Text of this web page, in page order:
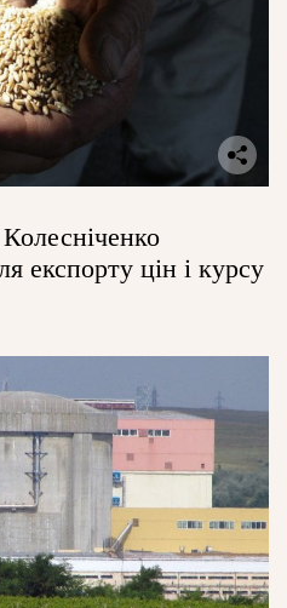
експорту цін і курсу